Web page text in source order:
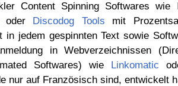
Content Spinning Softwares wie
oder Discodog Tools mit
in jedem gespinnten Text sowie
in Webverzeichnissen
Softwares) wie Linkomatic
nur auf Französisch sind, entwickelt